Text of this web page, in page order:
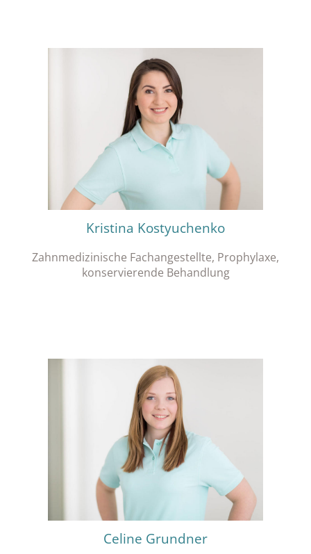
Kristina Kostyuchenko
Zahnmedizinische Fachangestellte, Prophylaxe,
konservierende Behandlung
Celine Grundner